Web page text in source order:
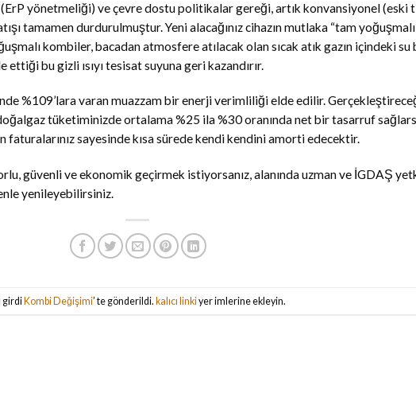
yönetmeliği) ve çevre dostu politikalar gereği, artık konvansiyonel (eski
tamamen durdurulmuştur. Yeni alacağınız cihazın mutlaka “tam
kombiler, bacadan atmosfere atılacak olan sıcak atık gazın içindeki su
bu gizli ısıyı tesisat suyuna geri kazandırır.
%109’lara varan muazzam bir enerji verimliliği elde edilir.
tüketiminizde ortalama %25 ila %30 oranında net bir tasarruf
faturalarınız sayesinde kısa sürede kendi kendini amorti edecektir.
güvenli ve ekonomik geçirmek istiyorsanız, alanında uzman ve İGDAŞ
yenileyebilirsiniz.
girdiKombi Değişimi’ te gönderildi. kalıcı linkiyer imlerine ekleyin.